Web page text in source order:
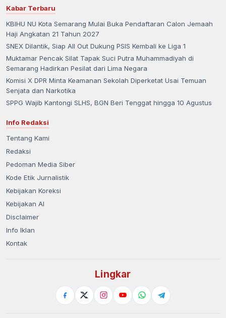
Kabar Terbaru
KBIHU NU Kota Semarang Mulai Buka Pendaftaran Calon Jemaah
Haji Angkatan 21 Tahun 2027
SNEX Dilantik, Siap All Out Dukung PSIS Kembali ke Liga 1
Muktamar Pencak Silat Tapak Suci Putra Muhammadiyah di
Semarang Hadirkan Pesilat dari Lima Negara
Komisi X DPR Minta Keamanan Sekolah Diperketat Usai Temuan
Senjata dan Narkotika
SPPG Wajib Kantongi SLHS, BGN Beri Tenggat hingga 10 Agustus
Info Redaksi
Tentang Kami
Redaksi
Pedoman Media Siber
Kode Etik Jurnalistik
Kebijakan Koreksi
Kebijakan AI
Disclaimer
Info Iklan
Kontak
Lingkar